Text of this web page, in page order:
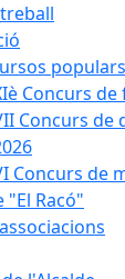
populars
Concurs
Concurs de
Concurs de
"El Racó"